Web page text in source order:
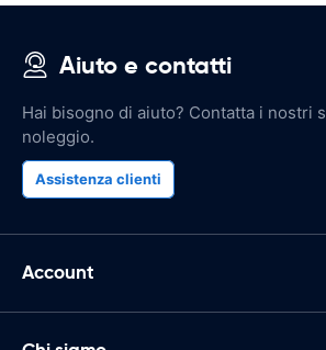
Aiuto e contatti
Hai bisogno di aiuto? Contatta i nostri
noleggio.
Assistenza clienti
Account